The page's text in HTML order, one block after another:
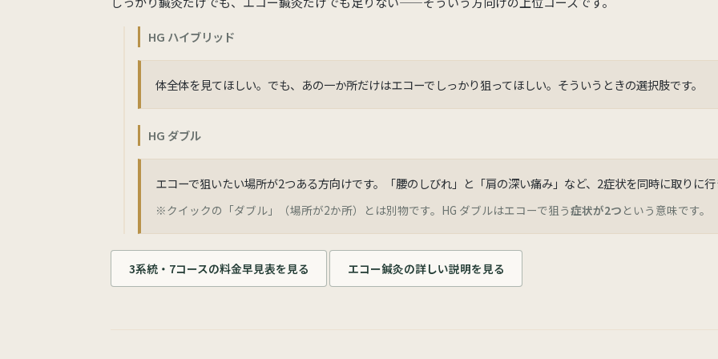
HG ハイブリッド
体全体を見てほしい。でも、あの一か所だけはエコーでしっかり狙ってほしい。そういうときの選択肢です。
HG ダブル
エコーで狙いたい場所が2つある方向けです。「腰のしびれ」と「肩の深い痛み」など、2症状を同時に取りに
※クイックの「ダブル」（場所が2か所）とは別物です。HG ダブルはエコーで狙う症状が2つ という意味です。
3系統・7コースの料金早見表を見る エコー鍼灸の詳しい説明を見る